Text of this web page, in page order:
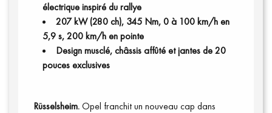
électrique inspiré du rallye
207 kW (280 ch), 345 Nm, 0 à 100 km/h en
5,9 s, 200 km/h en pointe
Design musclé, châssis affûté et jantes de 20
pouces exclusives
Rüsselsheim.Opel franchit un nouveau cap dans